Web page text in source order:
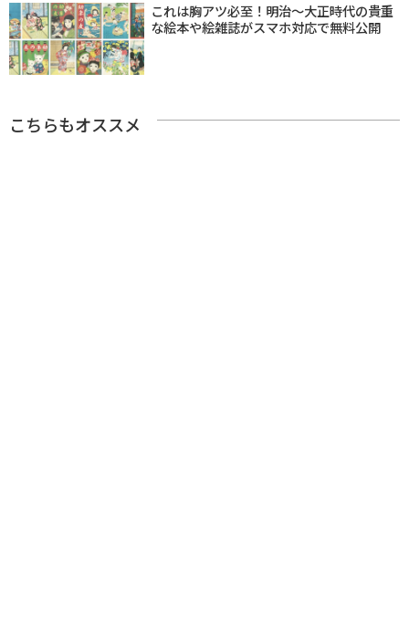
これは胸アツ必至！明治～大正時代の貴重
な絵本や絵雑誌がスマホ対応で無料公開
こちらもオススメ